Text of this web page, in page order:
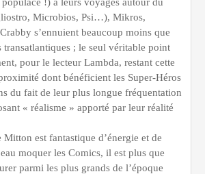
Microbios, Psi…), Mikros,
s’ennuient beaucoup moins que
transatlantiques ; le seul véritable point
pour le lecteur Lambda, restant cette
dont bénéficient les Super-Héros
du fait de leur plus longue fréquentation
« réalisme » apporté par leur réalité
Mitton est fantastique d’énergie et de
moquer les Comics, il est plus que
parmi les plus grands de l’époque